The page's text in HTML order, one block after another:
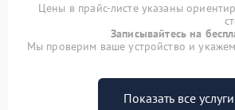
Цены в прайс-листе указаны
Записывайтесь на
Мы проверим ваше устройство и
Показать все услуги